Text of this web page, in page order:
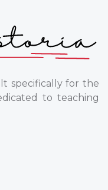
specifically for the
to teaching